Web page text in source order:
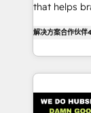
that helps
Barcelona
the UK, we
smarter
Iberia
解决方案合作伙伴